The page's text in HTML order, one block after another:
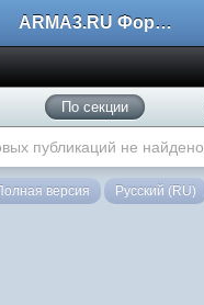
ARMA3.RU Форум
По секции
публикаций не найдено.
версия Русский (RU)